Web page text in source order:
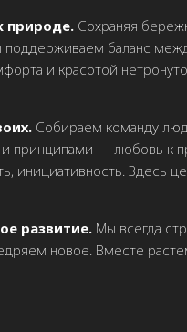
природе. Сохраняя
поддерживаем баланс
и красотой
Собираем команду
принципами — любовь к
инициативность. Здесь
развитие. Мы всегда
новое. Вместе